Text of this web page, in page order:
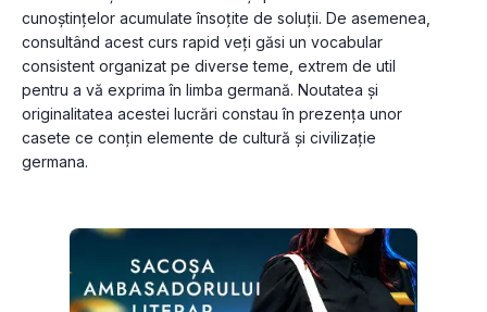
cunoştinţelor acumulate însoţite de soluţii. De asemenea,
consultând acest curs rapid veţi găsi un vocabular
consistent organizat pe diverse teme, extrem de util
pentru a vă exprima în limba germană. Noutatea şi
originalitatea acestei lucrări constau în prezenţa unor
casete ce conţin elemente de cultură şi civilizaţie
germana.